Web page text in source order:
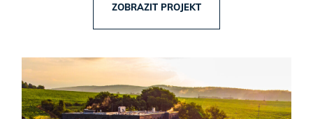
ZOBRAZIT PROJEKT